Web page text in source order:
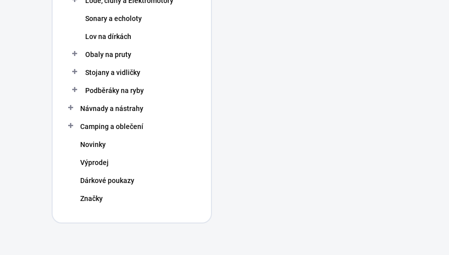
Sonary a echoloty
Lov na dírkách
Obaly na pruty
Stojany a vidličky
Podběráky na ryby
Návnady a nástrahy
Camping a oblečení
Novinky
Výprodej
Dárkové poukazy
Značky